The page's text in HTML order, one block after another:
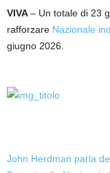
VIVA– Un totale di 23
rafforzare Nazionale
giugno 2026.
John Herdman parla